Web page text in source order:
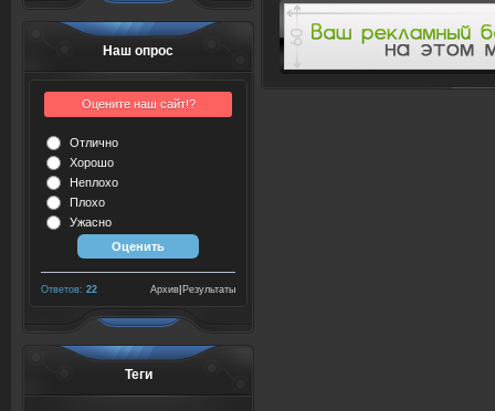
Наш опрос
Оцените наш сайт!?
Отлично
Хорошо
Неплохо
Плохо
Ужасно
Ответов: 22 Результаты
Архив
Теги